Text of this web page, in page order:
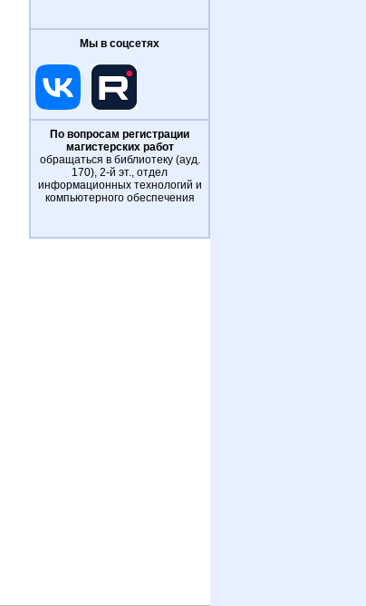
Мы в соцсетях
По вопросам регистрации
магистерских работ
обращаться в библиотеку (ауд.
170), 2-й эт., отдел
информационных технологий и
компьютерного обеспечения